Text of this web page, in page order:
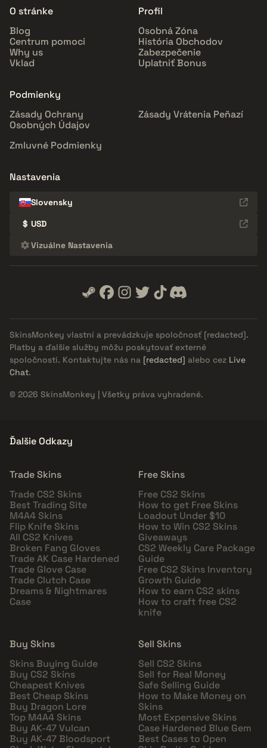
O stránke
Blog
Centrum pomoci
Why us
Vklad
Profil
Osobná Zóna
História Obchodov
Zabezpečenie
Uplatniť Bonus
Podmienky
Zásady Ochrany
Osobných Údajov
Zásady Vrátenia Peňazí
Zmluvné Podmienky
Nastavenia
Slovensky
$ USD
Vizuálne Nastavenia
SkinsMonkey vlastní a prevádzkuje spoločnosť [redacted].
Platby a ďalšie služby môžu poskytovať externé
spoločnosti. Kontaktujte nás na [redacted] alebo cez Live
Chat.
© 2026 SkinsMonkey | Všetky práva vyhradené.
Ďalšie Odkazy
Trade Skins
Trade CS2 Skins
Best Trading Site
M4A4 Skins
Flip Knife Skins
All CS2 Knives
Broken Fang Gloves
Trade AK Case Hardened
Trade Glove Case
Trade Clutch Case
Dreams & Nightmares
Case
Free Skins
Free CS2 Skins
How to get Free Skins
Loadout Under $10
How to Win CS2 Skins
Giveaways
CS2 Weekly Care Package
Guide
Free CS2 Skins Inventory
Growth Guide
How to earn CS2 skins
How to craft free CS2
knife
Buy Skins
Skins Buying Guide
Buy CS2 Skins
Cheapest Knives
Best Cheap Skins
Buy Dragon Lore
Top M4A4 Skins
Buy AK-47 Vulcan
Buy AK-47 Bloodsport
Sell Skins
Sell CS2 Skins
Sell for Real Money
Safe Selling Guide
How to Make Money on
Skins
Most Expensive Skins
Case Hardened Blue Gem
Best Cases to Open